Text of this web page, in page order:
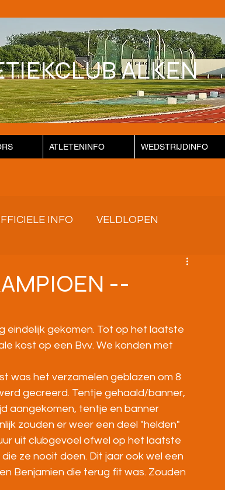
ALKEN
ATLETENINFO WEDSTRIJDINFO
INFO VELDLOPEN
--
eindelijk gekomen. Tot op het laatste
kost op een Bvv. We konden met
was het verzamelen geblazen om 8
gecreerd. Tentje gehaald/banner,
aangekomen, tentje en banner
zouden er weer een deel "helden"
uit clubgevoel ofwel op het laatste
ze nooit doen. Dit jaar ook wel een
Benjamien die terug fit was. Zouden